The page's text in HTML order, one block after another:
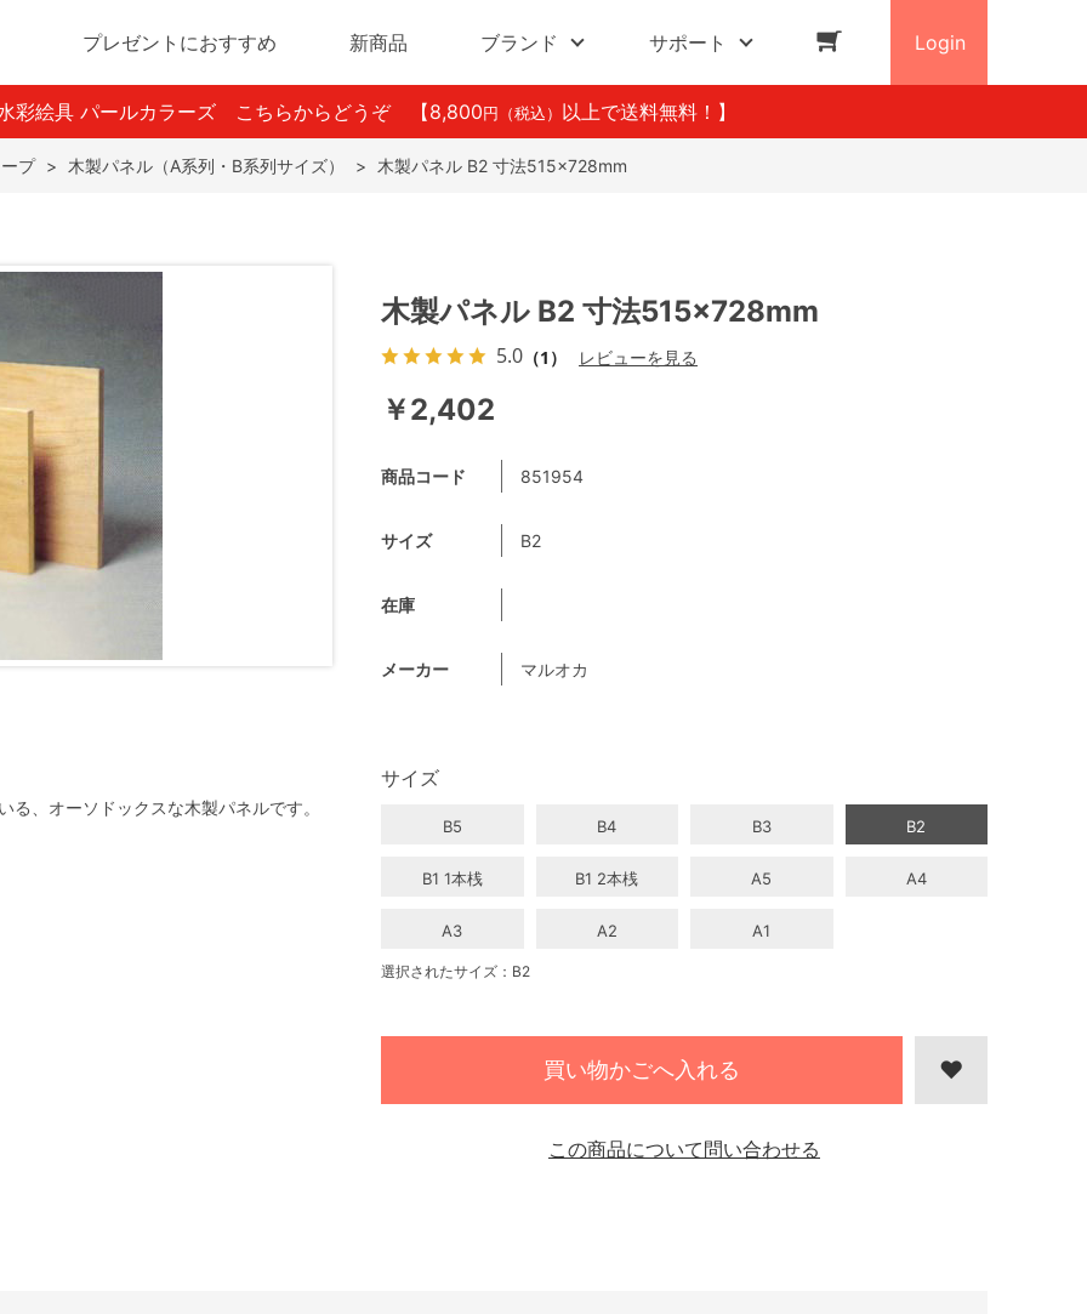
プレゼントにおすすめ 新商品 ブランド サポート Login
彩絵具 パールカラーズ こちらからどうぞ 【8,800 円（税込） 以上で送料無料！】
プ > 木製パネル（A系列・B系列サイズ） > 木製パネル B2 寸法515×728mm
、オーソドックスな木製パネルです。
木製パネル B2 寸法515×728mm
5.0 （1） レビューを見る
￥2,402
商品コード 851954
サイズ B2
在庫
メーカー マルオカ
サイズ
B5 B4 B3 B2
B1 1本桟 B1 2本桟 A5 A4
A3 A2 A1
選択されたサイズ：B2
買い物かごへ入れる
この商品について問い合わせる